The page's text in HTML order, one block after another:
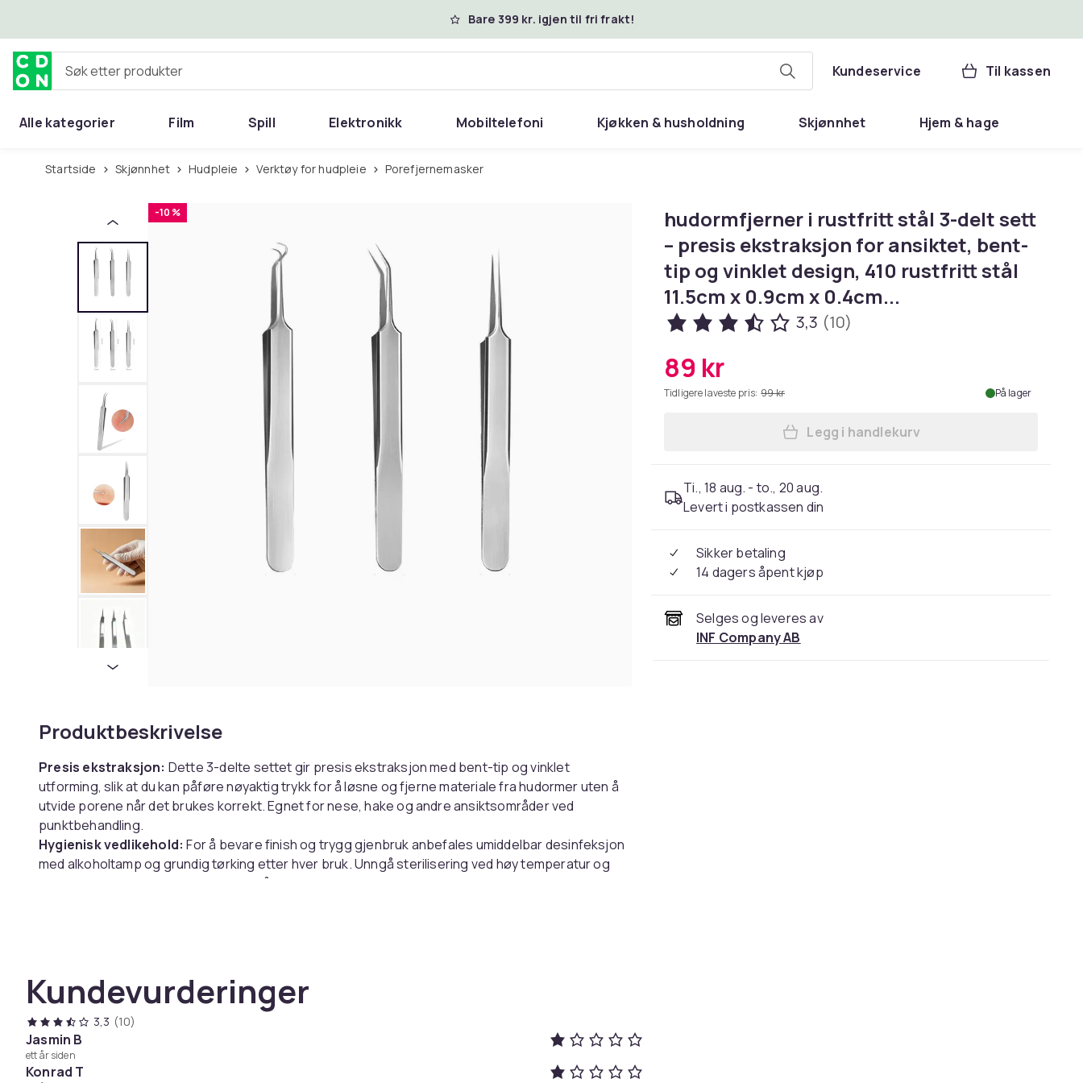
Bare 399 kr. igjen til fri frakt!
Søk etter produkter Kundeservice Til kassen
Alle kategorier Film Spill Elektronikk Mobiltelefoni Kjøkken & husholdning Skjønnhet Hjem & hage
Startside Skjønnhet Hudpleie Verktøy for hudpleie Porefjernemasker
-10 %
Produktbeskrivelse
Presis ekstraksjon: Dette 3-delte settet gir presis ekstraksjon med bent-tip og vinklet
utforming, slik at du kan påføre nøyaktig trykk for å løsne og fjerne materiale fra hudormer uten å
utvide porene når det brukes korrekt. Egnet for nese, hake og andre ansiktsområder ved
punktbehandling.
Hygienisk vedlikehold: For å bevare finish og trygg gjenbruk anbefales umiddelbar desinfeksjon
med alkoholtamp og grundig tørking etter hver bruk. Unngå sterilisering ved høy temperatur og
fuktig oppbevaring, da 410 rustfritt stål kan ruste ved feil behandling; riktig pleie forhindrer
kosmetiske behandlinger.
Spesifikasjoner:
Farge: Sølv
Størrelse: Lengde: 11.5cm x Bredde: 0.9cm x Høyde: 0.4cm
Materiale: 410 rustfritt stål
Kundevurderinger
3,3 (10)
Jasmin B
ett år siden
Konrad T
hudormfjerner i rustfritt stål 3-delt sett
– presis ekstraksjon for ansiktet, bent-
tip og vinklet design, 410 rustfritt stål
11.5cm x 0.9cm x 0.4cm...
3,3 (10)
89 kr
Tidligere laveste pris: 99 kr På lager
Legg hudormfjerner i rustfritt stål
Legg i handlekurv
Ti., 18 aug. - to., 20 aug.
Levert i postkassen din
Sikker betaling
14 dagers åpent kjøp
Selges og leveres av
INF Company AB